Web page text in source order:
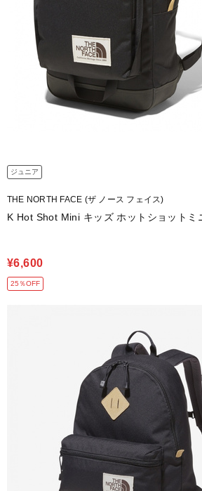
ジュニア
THE NORTH FACE (ザ ノース フェイス)
K Hot Shot Mini キッズ ホットショットミ
¥6,600
25％OFF